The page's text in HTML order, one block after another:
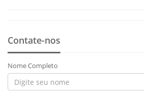
Contate-nos
Nome Completo